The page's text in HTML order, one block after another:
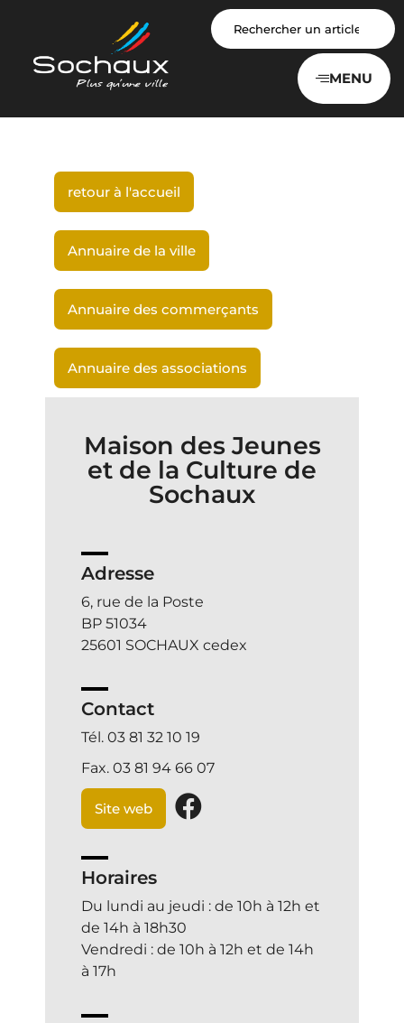
MENU
retour à l'accueil
Annuaire de la ville
Annuaire des commerçants
Annuaire des associations
Maison des Jeunes
et de la Culture de
Sochaux
Adresse
6, rue de la Poste
BP 51034
25601 SOCHAUX cedex
Contact
Tél. 03 81 32 10 19
Fax. 03 81 94 66 07
Site web
Horaires
Du lundi au jeudi : de 10h à 12h et
de 14h à 18h30
Vendredi : de 10h à 12h et de 14h
à 17h
Panneau de gestion des cookies